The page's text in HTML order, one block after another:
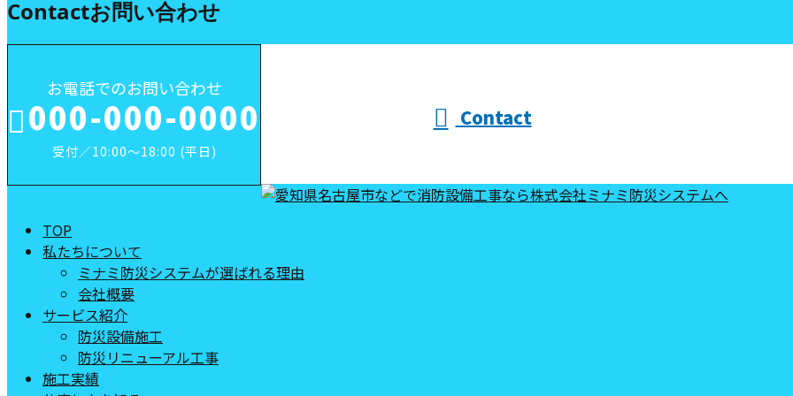
Contactお問い合わせ
お電話でのお問い合わせ
000-000-0000
受付／10:00～18:00 (平日)
Contact
TOP
私たちについて
ミナミ防災システムが選ばれる理由
会社概要
サービス紹介
防災設備施工
防災リニューアル工事
施工実績